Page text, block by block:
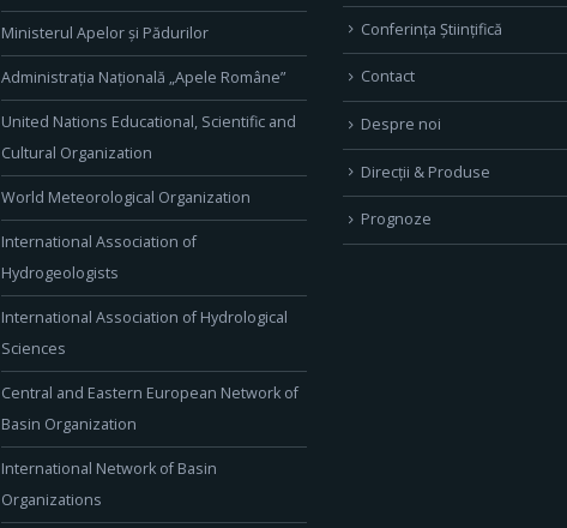
Ministerul Apelor și Pădurilor
Administrația Națională „Apele Române”
United Nations Educational, Scientific and
Cultural Organization
World Meteorological Organization
International Association of
Hydrogeologists
International Association of Hydrological
Sciences
Central and Eastern European Network of
Basin Organization
International Network of Basin
Organizations
Conferința Științifică
Contact
Despre noi
Direcţii & Produse
Prognoze